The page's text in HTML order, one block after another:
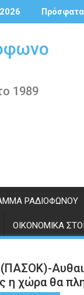
1989
ΡΑΔΙΟΦΏΝΟΥ
ΟΙΚΟΝΟΜΙΚΆ
η χώρα θα